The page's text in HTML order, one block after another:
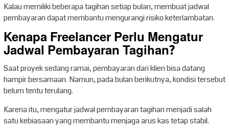
Kalau memiliki beberapa tagihan setiap bulan, membuat jadwal
pembayaran dapat membantu mengurangi risiko keterlambatan.
Kenapa Freelancer Perlu Mengatur
Jadwal Pembayaran Tagihan?
Saat proyek sedang ramai, pembayaran dari klien bisa datang
hampir bersamaan. Namun, pada bulan berikutnya, kondisi tersebut
belum tentu terulang.
Karena itu, mengatur jadwal pembayaran tagihan menjadi salah
satu kebiasaan yang membantu menjaga arus kas tetap stabil.